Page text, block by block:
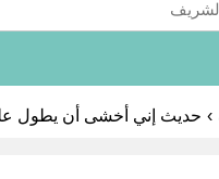
› حديث إني أخشى أن يطول